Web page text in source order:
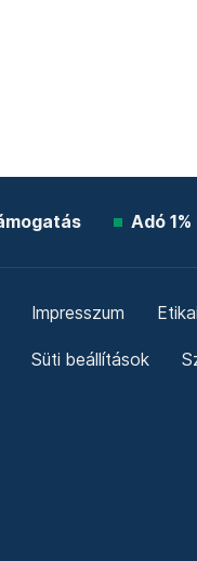
Adó
Impresszum
Süti beállítások